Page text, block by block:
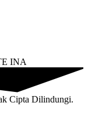
Cipta Dilindungi.